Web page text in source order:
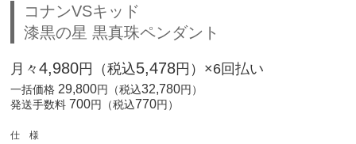
コナンVSキッド
漆黒の星 黒真珠ペンダント
月々4,980円（税込5,478円）×6回払い
一括価格29,800円（税込32,780円）
発送手数料 700円（税込770円）
仕 様